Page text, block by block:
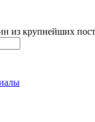
из крупнейших